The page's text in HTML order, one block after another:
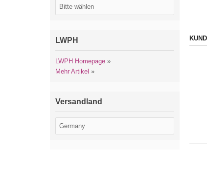
LWPH
LWPH Homepage »
Mehr Artikel »
Versandland